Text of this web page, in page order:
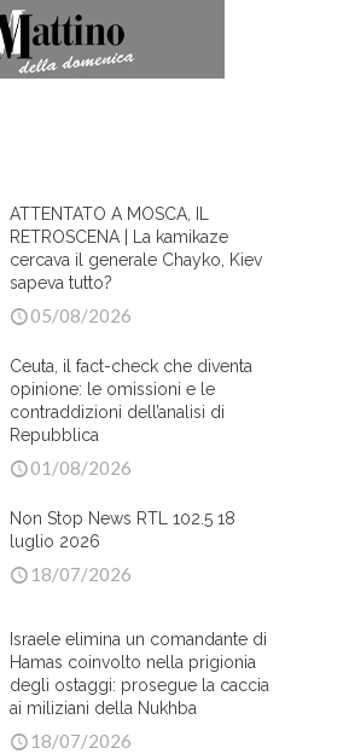
ATTENTATO A MOSCA, IL
RETROSCENA | La kamikaze
cercava il generale Chayko, Kiev
sapeva tutto?
05/08/2026
Ceuta, il fact-check che diventa
opinione: le omissioni e le
contraddizioni dell’analisi di
Repubblica
01/08/2026
Non Stop News RTL 102.5 18
luglio 2026
18/07/2026
Israele elimina un comandante di
Hamas coinvolto nella prigionia
degli ostaggi: prosegue la caccia
ai miliziani della Nukhba
18/07/2026